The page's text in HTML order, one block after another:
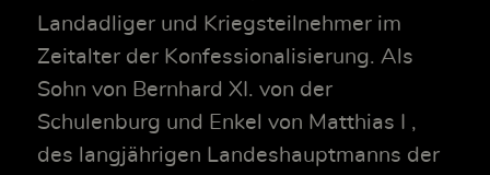
Landadliger und Kriegsteilnehmer im
Zeitalter der Konfessionalisierung. Als
Sohn von Bernhard XI. von der
Schulenburg und Enkel von Matthias I ,
des langjährigen Landeshauptmanns der